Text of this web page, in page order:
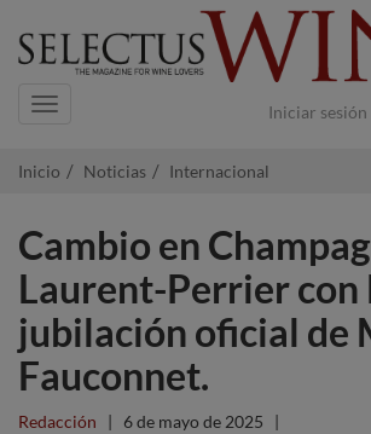
Iniciar sesión
Navigation
Inicio Noticias Internacional
Cambio en
Laurent-Perrier con
jubilación oficial de
Fauconnet.
Redacción | 6 de mayo de 2025 |